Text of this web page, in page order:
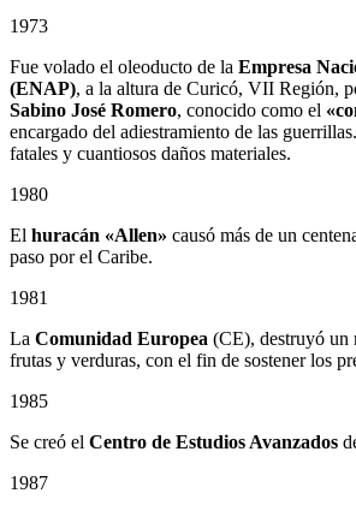
1973
Fue volado el oleoducto de la Empresa
(ENAP), a la altura de Curicó, VII Región,
Sabino José Romero, conocido como el
encargado del adiestramiento de las
fatales y cuantiosos daños materiales.
1980
El huracán «Allen» causó más de un
paso por el Caribe.
1981
La Comunidad Europea (CE), destruyó un
frutas y verduras, con el fin de sostener los
1985
Se creó el Centro de Estudios Avanzados
1987